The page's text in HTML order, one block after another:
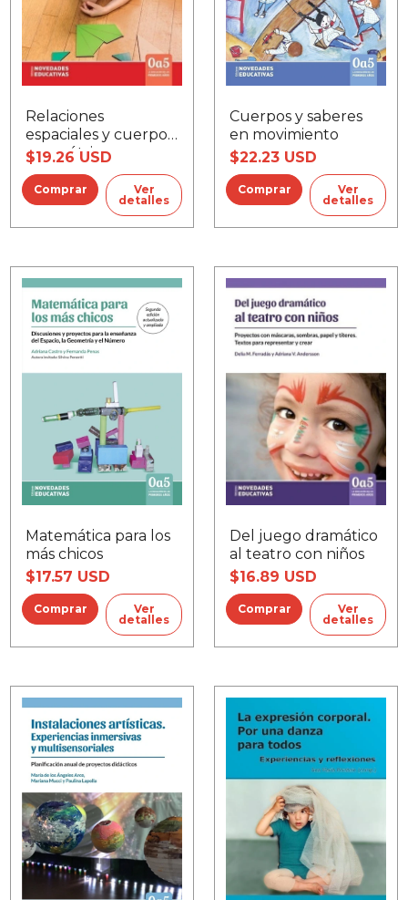
Relaciones
espaciales y cuerpos
geométricos
$19.26 USD
Ver
detalles
Cuerpos y saberes
en movimiento
$22.23 USD
Ver
detalles
Matemática para los
más chicos
$17.57 USD
Ver
detalles
Del juego dramático
al teatro con niños
$16.89 USD
Ver
detalles